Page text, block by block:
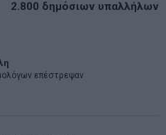
2.800 δημόσιων υπαλλήλων
επέστρεψαν